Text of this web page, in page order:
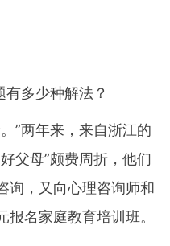
多少种解法？
两年来，来自浙江的
父母”颇费周折，他们
询，又向心理咨询师和
名家庭教育培训班。